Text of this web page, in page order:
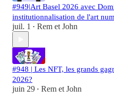
#949|Art Basel 2026 avec
institutionnalisation de l'art
juil. 1 • Rem et John
#948 | Les NFT, les grands
2026?
juin 29 • Rem et John